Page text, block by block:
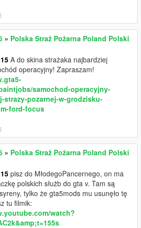
» Polska Straż Pożarna Poland Polski
A do skina strażaka najbardziej
operacyjny! Zapraszam!
samochod-operacyjny-
strazy-pozarnej-w-grodzisku-
ford-focus
» Polska Straż Pożarna Poland Polski
pisz do MłodegoPancernego, on ma
polskich służb do gta v. Tam są
tylko że gta5mods mu usunęło tę
tu filmik:
watch?